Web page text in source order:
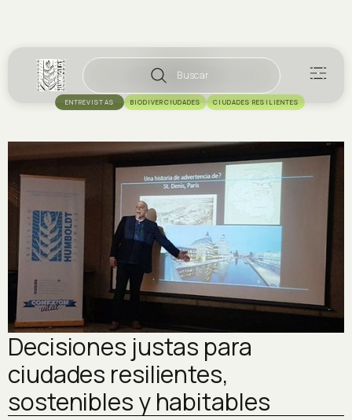
Buscar
ENTREVISTAS BIODIVERCIUDADES CIUDADES RESILIENTES
Decisiones justas para
ciudades resilientes,
sostenibles y habitables